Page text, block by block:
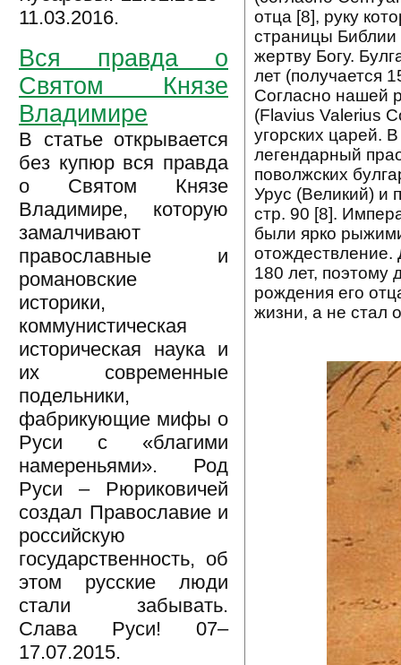
11.03.2016.
Вся правда о
Святом Князе
Владимире
В статье открывается
без купюр вся правда
о Святом Князе
Владимире, которую
замалчивают
православные и
романовские
историки,
коммунистическая
историческая наука и
их современные
подельники,
фабрикующие мифы о
Руси с «благими
намереньями». Род
Руси – Рюриковичей
создал Православие и
российскую
государственность, об
этом русские люди
стали забывать.
Слава Руси! 07–
17.07.2015.
отца [8], руку
страницы
жертву Богу.
лет (получается
Согласно нашей
(Flavius Valerius
угорских царей.
легендарный
поволжских
Урус (Великий) и
стр. 90 [8].
были ярко
отождествление.
180 лет, поэтому
рождения его
жизни, а не стал